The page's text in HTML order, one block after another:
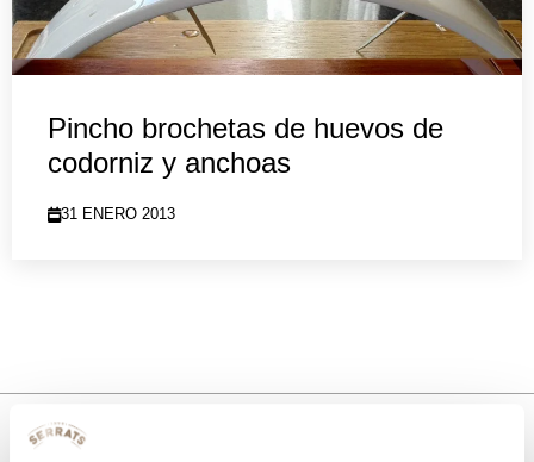
Pincho brochetas de huevos de
codorniz y anchoas
31 ENERO 2013